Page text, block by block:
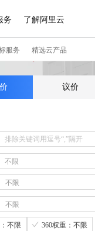
议价
不限
不限
不限
不限 360权重：不限